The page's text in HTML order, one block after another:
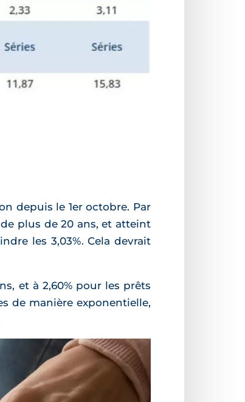
depuis le 1er octobre. Par
plus de 20 ans, et atteint
les 3,03%. Cela devrait
et à 2,60% pour les prêts
de manière exponentielle,